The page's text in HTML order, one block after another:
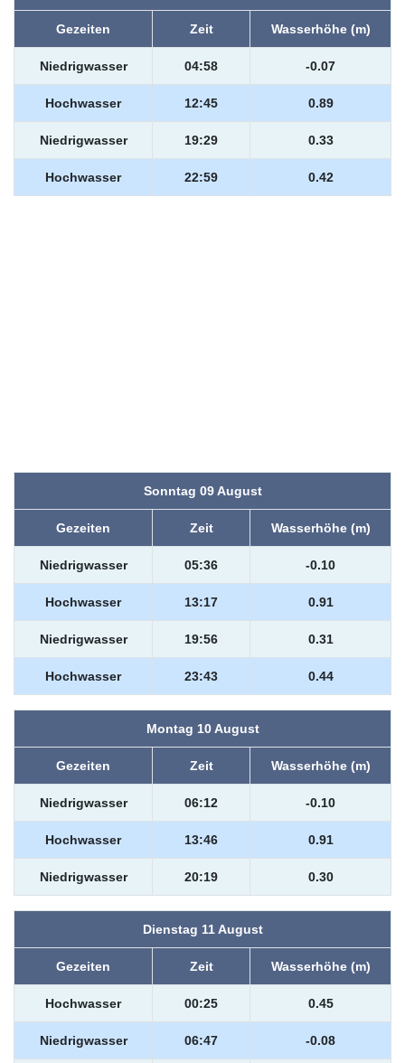
Gezeiten Zeit Wasserhöhe (m)
Niedrigwasser 04:58 -0.07
Hochwasser 12:45 0.89
Niedrigwasser 19:29 0.33
Hochwasser 22:59 0.42
Sonntag 09 August
Gezeiten Zeit Wasserhöhe (m)
Niedrigwasser 05:36 -0.10
Hochwasser 13:17 0.91
Niedrigwasser 19:56 0.31
Hochwasser 23:43 0.44
Montag 10 August
Gezeiten Zeit Wasserhöhe (m)
Niedrigwasser 06:12 -0.10
Hochwasser 13:46 0.91
Niedrigwasser 20:19 0.30
Dienstag 11 August
Gezeiten Zeit Wasserhöhe (m)
Hochwasser 00:25 0.45
Niedrigwasser 06:47 -0.08